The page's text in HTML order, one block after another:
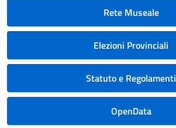
Rete Museale
Elezioni Provinciali
Statuto e Regolamenti
OpenData